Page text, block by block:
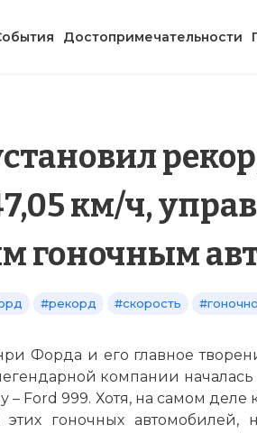
Достопримечательности
км/ч,
гоночным
#рекорд #скорость
Форда и его главное
компании началась
– Ford 999. Хотя, на самом деле
этих гоночных автомобилей,